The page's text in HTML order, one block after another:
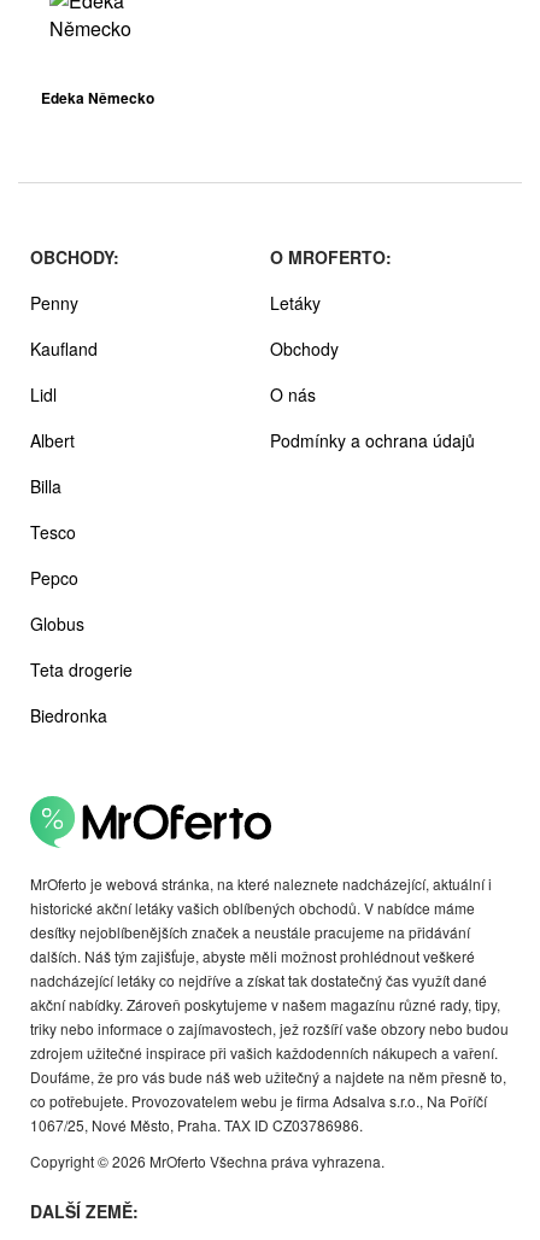
Edeka Německo
MrOferto je webová stránka, na které naleznete nadcházející, aktuální i
historické akční letáky vašich oblíbených obchodů. V nabídce máme
desítky nejoblíbenějších značek a neustále pracujeme na přidávání
dalších. Náš tým zajišťuje, abyste měli možnost prohlédnout veškeré
nadcházející letáky co nejdříve a získat tak dostatečný čas využít dané
akční nabídky. Zároveň poskytujeme v našem magazínu různé rady, tipy,
triky nebo informace o zajímavostech, jež rozšíří vaše obzory nebo budou
zdrojem užitečné inspirace při vašich každodenních nákupech a vaření.
Doufáme, že pro vás bude náš web užitečný a najdete na něm přesně to,
co potřebujete. Provozovatelem webu je firma Adsalva s.r.o., Na Poříčí
1067/25, Nové Město, Praha. TAX ID CZ03786986.
Copyright © 2026 MrOferto Všechna práva vyhrazena.
OBCHODY:
Penny
Kaufland
Lidl
Albert
Billa
Tesco
Pepco
Globus
Teta drogerie
Biedronka
O MROFERTO:
Letáky
Obchody
O nás
Podmínky a ochrana údajů
DALŠÍ ZEMĚ: